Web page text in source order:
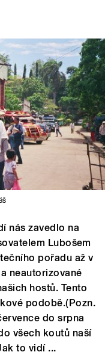
nás zavedlo na
Lubošem
pořadu až v
neautorizované
hostů. Tento
podobě.(Pozn.
do srpna
všech koutů naší
to vidí ...